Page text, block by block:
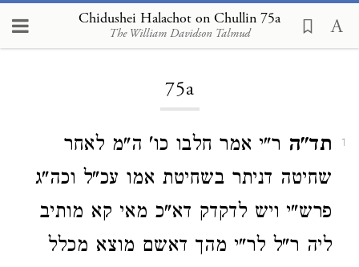
Chidushei Halachot on Chullin 75a
The William Davidson Talmud
Loading...
75a
1 תד"ה ר"י אמר חלבו כו' ה"מ לאחר
שחיטה דניתר בשחיטת אמו עכ"ל וכה"ג
פרש"י ויש לדקדק דא"כ מאי קא מותיב
ליה ר"ל לר"י מהך דאשם מוצא מכלל